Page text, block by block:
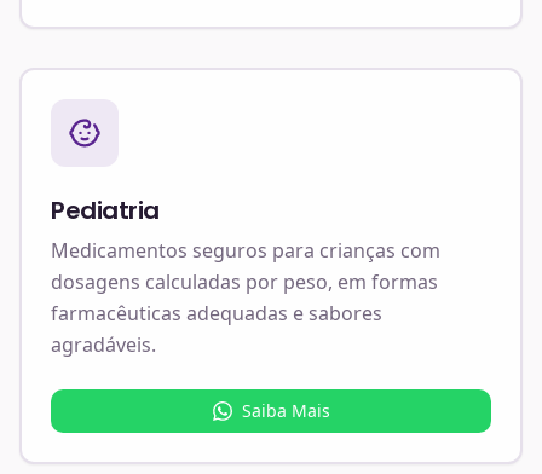
Pediatria
Medicamentos seguros para crianças com
dosagens calculadas por peso, em formas
farmacêuticas adequadas e sabores
agradáveis.
Saiba Mais